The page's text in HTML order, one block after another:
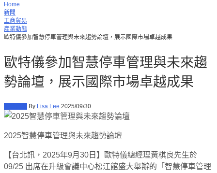
Home
新聞
工商貿易
產業動態
歐特儀參加智慧停車管理與未來趨勢論壇，展示國際市場卓越成果
歐特儀參加智慧停車管理與未來趨
勢論壇，展示國際市場卓越成果
By Lisa Lee 2025/09/30
2025智慧停車管理與未來趨勢論壇
【台北訊，2025年9月30日】歐特儀總經理黃棋良先生於
09/25 出席在升級會議中心松江館盛大舉辦的「智慧停車管理